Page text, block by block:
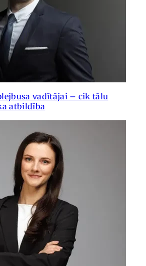
vadītājai – cik tālu
atbildība